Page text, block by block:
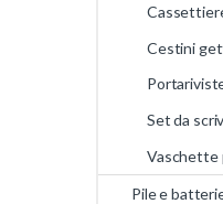
Cestini
Set da
Vaschette
Pile e